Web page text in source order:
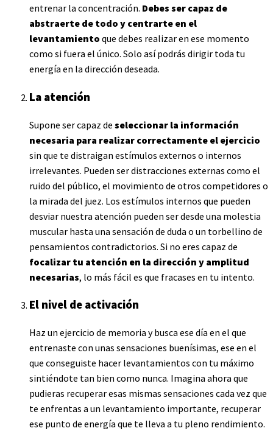
entrenar la concentración. Debes ser capaz de
abstraerte de todo y centrarte en el
levantamiento que debes realizar en ese momento
como si fuera el único. Solo así podrás dirigir toda tu
energía en la dirección deseada.
La atención
Supone ser capaz de seleccionar la información
necesaria para realizar correctamente el ejercicio
sin que te distraigan estímulos externos o internos
irrelevantes. Pueden serdistracciones externas como el
ruido del público, el movimiento de otros competidores o
la mirada del juez. Los estímulos internos que pueden
desviar nuestra atención pueden ser desde una molestia
muscular hasta una sensación de duda o un torbellino de
pensamientos contradictorios. Si no eres capaz de
focalizar tu atención en la dirección y amplitud
necesarias, lo más fácil es que fracases en tu intento.
El nivel de activación
Haz un ejercicio de memoria y busca ese día en el que
entrenaste con unas sensaciones buenísimas, ese en el
que conseguiste hacer levantamientos con tu máximo
sintiéndote tan bien como nunca. Imagina ahora que
pudieras recuperar esas mismas sensaciones cada vez que
te enfrentas a un levantamiento importante, recuperar
ese punto de energía que te lleva a tu pleno rendimiento.